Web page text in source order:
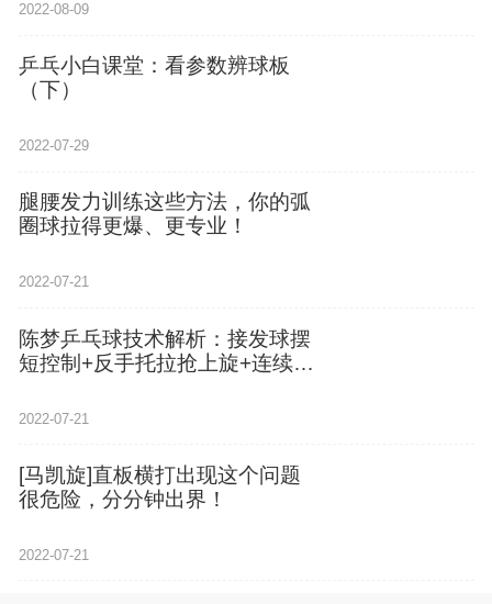
2022-08-09
乒乓小白课堂：看参数辨球板
（下）
2022-07-29
腿腰发力训练这些方法，你的弧
圈球拉得更爆、更专业！
2022-07-21
陈梦乒乓球技术解析：接发球摆
短控制+反手托拉抢上旋+连续发
2022-07-21
[马凯旋]直板横打出现这个问题
很危险，分分钟出界！
2022-07-21